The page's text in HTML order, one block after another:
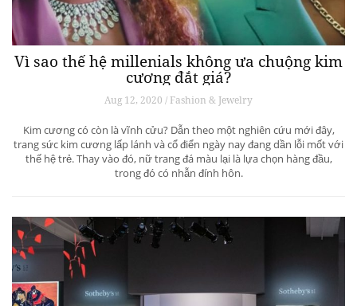
Vì sao thế hệ millenials không ưa chuộng kim
cương đắt giá?
Aug 12, 2020 / Fashion & Jewelry
Kim cương có còn là vĩnh cửu? Dẫn theo một nghiên cứu mới đây,
trang sức kim cương lấp lánh và cổ điển ngày nay đang dần lỗi mốt với
thế hệ trẻ. Thay vào đó, nữ trang đá màu lại là lựa chọn hàng đầu,
trong đó có nhẫn đính hôn.